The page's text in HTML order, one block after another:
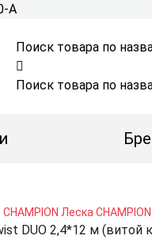
А
Поиск товара по
Поиск товара по
CHAMPION Леска